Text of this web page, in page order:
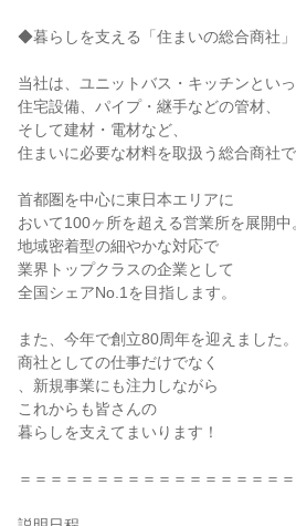
◆暮らしを支える「住まいの総合商社」
当社は、ユニットバス・キッチンとい
住宅設備、パイプ・継手などの管材、
そして建材・電材など、
住まいに必要な材料を取扱う総合商社で
首都圏を中心に東日本エリアに
おいて100ヶ所を超える営業所を展開中
地域密着型の細やかな対応で
業界トップクラスの企業として
全国シェアNo.1を目指します。
また、今年で創立80周年を迎えました。
商社としての仕事だけでなく
、新規事業にも注力しながら
これからも皆さんの
暮らしを支えてまいります！
＝＝＝＝＝＝＝＝＝＝＝＝＝＝＝＝＝＝